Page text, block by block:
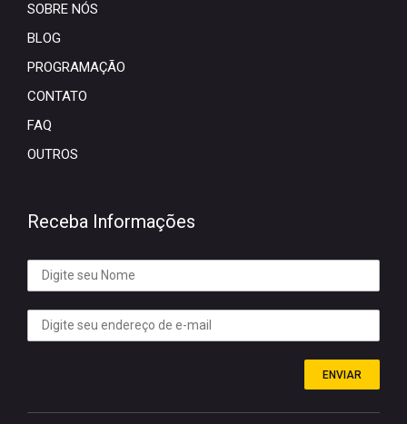
SOBRE NÓS
BLOG
PROGRAMAÇÃO
CONTATO
FAQ
OUTROS
Receba Informações
ENVIAR